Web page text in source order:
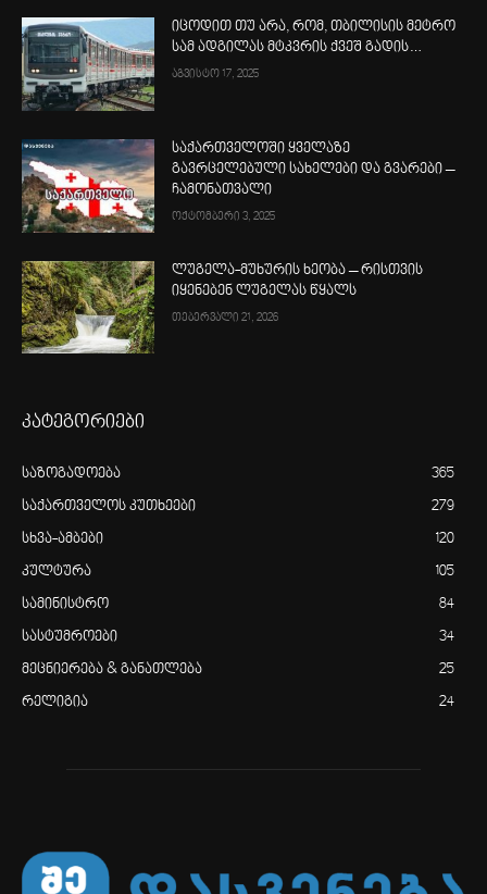
იცოდით თუ არა, რომ, თბილისის მეტრო
სამ ადგილას მტკვრის ქვეშ გადის…
აგვისტო 17, 2025
საქართველოში ყველაზე
გავრცელებული სახელები და გვარები –
ჩამონათვალი
ოქტომბერი 3, 2025
ლუგელა-მუხურის ხეობა – რისთვის
იყენებენ ლუგელას წყალს
თებერვალი 21, 2026
კატეგორიები
საზოგადოება 365
საქართველოს კუთხეები 279
სხვა-ამბები 120
კულტურა 105
სამინისტრო 84
სასტუმროები 34
მეცნიერება & განათლება 25
რელიგია 24